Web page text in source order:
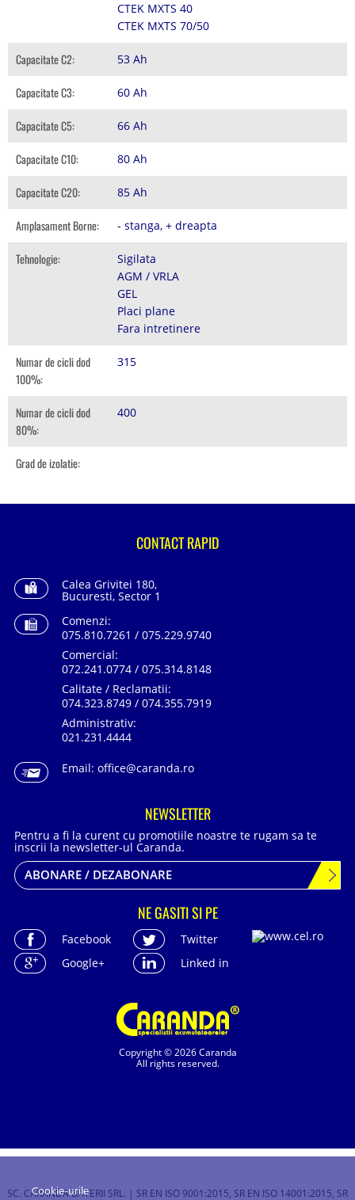
CTEK MXTS 40
CTEK MXTS 70/50
Capacitate C2: 53 Ah
Capacitate C3: 60 Ah
Capacitate C5: 66 Ah
Capacitate C10: 80 Ah
Capacitate C20: 85 Ah
Amplasament Borne: - stanga, + dreapta
Tehnologie:
Sigilata
AGM / VRLA
GEL
Placi plane
Fara intretinere
Numar de cicli dod
100%:
315
Numar de cicli dod
80%:
400
Grad de izolatie:
Copyright © 2026 Caranda
All rights reserved.
CONTACT RAPID
Calea Grivitei 180,
Bucuresti, Sector 1
Comenzi:
075.810.7261 / 075.229.9740
Comercial:
072.241.0774 / 075.314.8148
Calitate / Reclamatii:
074.323.8749 / 074.355.7919
Administrativ:
021.231.4444
Email: office@caranda.ro
NEWSLETTER
Pentru a fi la curent cu promotiile noastre te rugam sa te
inscrii la newsletter-ul Caranda.
ABONARE / DEZABONARE
NE GASITI SI PE
Facebook
Twitter
Google+
Linked in
SC. CARANDA BATERII SRL. | SR EN ISO 9001:2015, SR EN ISO 14001:2015, SR
Cookie-urile